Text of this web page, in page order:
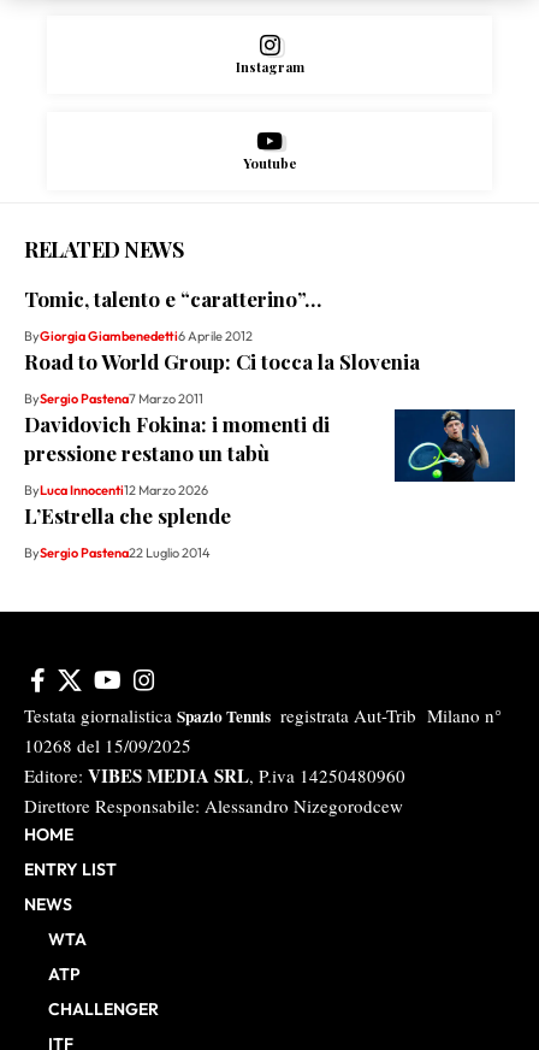
Instagram
Youtube
RELATED NEWS
Tomic, talento e “caratterino”…
ByGiorgia Giambenedetti6 Aprile 2012
Road to World Group: Ci tocca la Slovenia
BySergio Pastena7 Marzo 2011
Davidovich Fokina: i momenti di
pressione restano un tabù
ByLuca Innocenti12 Marzo 2026
L’Estrella che splende
BySergio Pastena22 Luglio 2014
Testata giornalistica Spazio Tennis registrata Aut-Trib Milano n°
10268 del 15/09/2025
Editore: VIBES MEDIA SRL, P.iva 14250480960
Direttore Responsabile: Alessandro Nizegorodcew
HOME
ENTRY LIST
NEWS
WTA
ATP
CHALLENGER
ITF